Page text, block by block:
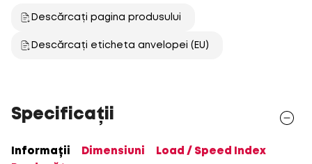
Descărcați pagina produsului
Descărcați eticheta anvelopei (EU)
Specificații
Informații Dimensiuni
Load / Speed Index